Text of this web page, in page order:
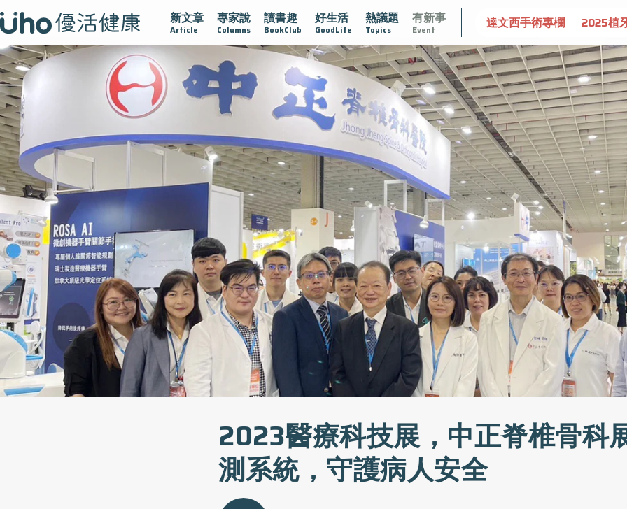
新文章
Article
專家說
Columns
讀書趣
BookClub
好生活
GoodLife
熱議題
Topics
有新事
Event
疫情保衛戰 再生醫學 愛的未來視 認識攝護腺肥大 守護骨骼健康 達文西手術專欄 2025植牙指南 漸凍不孤
2023醫療科技展，中正脊椎骨科
測系統，守護病人安全